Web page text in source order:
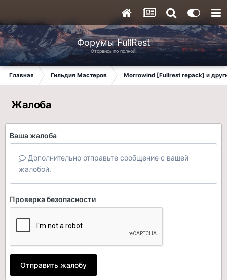
Форумы FullRest
Оторвись по полной!
Главная Гильдия Мастеров Morrowind [Fullrest repack] и
Жалоба
Ваша жалоба
Дополнительно отправьте сообщение с вашей
жалобой.
Проверка безопасности
Отправить жалобу